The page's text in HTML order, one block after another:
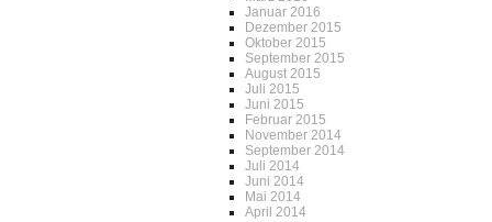
Januar 2016
Dezember 2015
Oktober 2015
September 2015
August 2015
Juli 2015
Juni 2015
Februar 2015
November 2014
September 2014
Juli 2014
Juni 2014
Mai 2014
April 2014